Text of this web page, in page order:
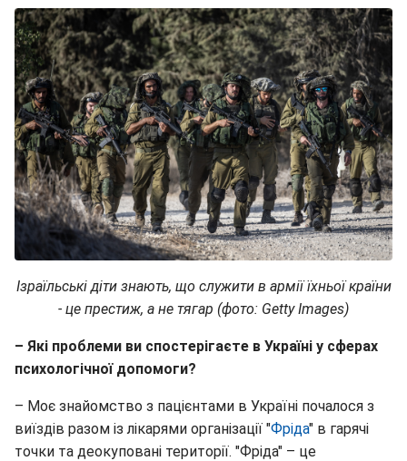
Ізраїльські діти знають, що служити в армії їхньої країни
- це престиж, а не тягар (фото: Getty Images)
– Які проблеми ви спостерігаєте в Україні у сферах
психологічної допомоги?
– Моє знайомство з пацієнтами в Україні почалося з
виїздів разом із лікарями організації "Фріда" в гарячі
точки та деокуповані території. "Фріда" – це